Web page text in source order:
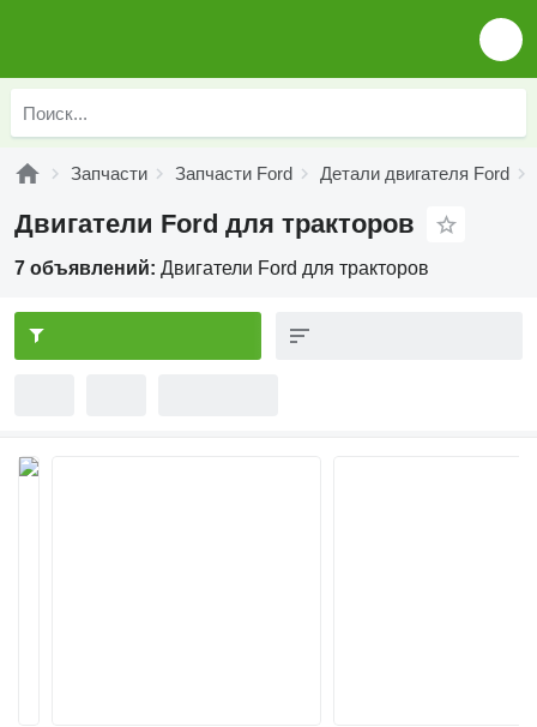
Запчасти Запчасти Ford Детали двигателя Ford
Двигатели Ford для тракторов
7 объявлений: Двигатели Ford для тракторов